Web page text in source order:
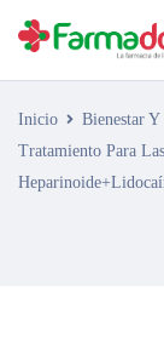
Inicio Bienestar
Tratamiento Para